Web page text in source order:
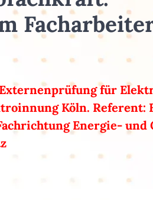
für
Köln. Referent:
Energie- und